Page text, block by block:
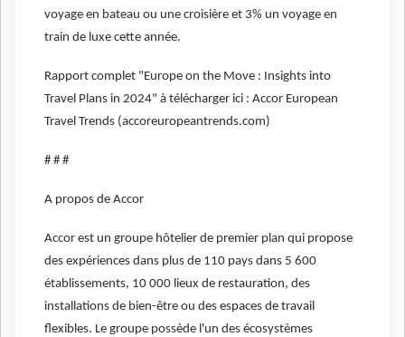
voyage en bateau ou une croisière et 3% un voyage en
train de luxe cette année.
Rapport complet "Europe on the Move : Insights into
Travel Plans in 2024" à télécharger ici : Accor European
Travel Trends (accoreuropeantrends.com)
# # #
A propos de Accor
Accor est un groupe hôtelier de premier plan qui propose
des expériences dans plus de 110 pays dans 5 600
établissements, 10 000 lieux de restauration, des
installations de bien-être ou des espaces de travail
flexibles. Le groupe possède l'un des écosystèmes